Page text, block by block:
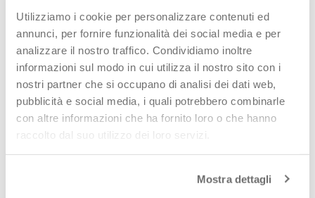
Utilizziamo i cookie per personalizzare contenuti ed
annunci, per fornire funzionalità dei social media e per
analizzare il nostro traffico. Condividiamo inoltre
informazioni sul modo in cui utilizza il nostro sito con i
nostri partner che si occupano di analisi dei dati web,
pubblicità e social media, i quali potrebbero combinarle
con altre informazioni che ha fornito loro o che hanno
raccolto dal suo utilizzo dei loro servizi.
Mostra dettagli
99,00 -40% €59,00